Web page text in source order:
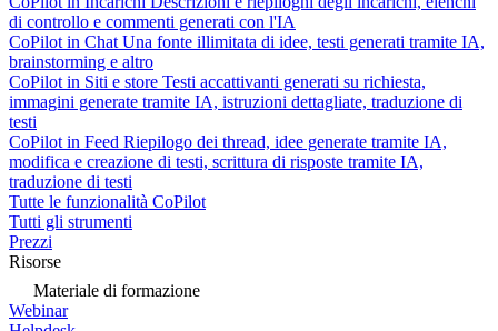
di controllo e commenti generati con l'IA
CoPilot in Chat Una fonte illimitata di idee, testi generati tramite IA,
brainstorming e altro
CoPilot in Siti e store Testi accattivanti generati su richiesta,
immagini generate tramite IA, istruzioni dettagliate, traduzione di
testi
CoPilot in Feed Riepilogo dei thread, idee generate tramite IA,
modifica e creazione di testi, scrittura di risposte tramite IA,
traduzione di testi
Tutte le funzionalità CoPilot
Tutti gli strumenti
Prezzi
Risorse
Materiale di formazione
Webinar